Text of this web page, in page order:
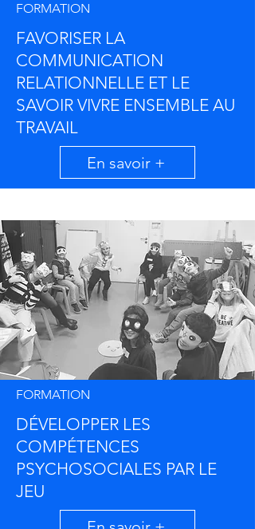
FORMATION
FAVORISER LA
COMMUNICATION
RELATIONNELLE ET LE
SAVOIR VIVRE ENSEMBLE AU
TRAVAIL
En savoir +
FORMATION
DÉVELOPPER LES
COMPÉTENCES
PSYCHOSOCIALES PAR LE
JEU